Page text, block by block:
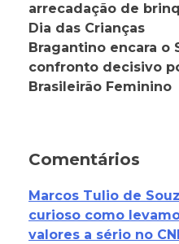
arrecadação de
Dia das Crianças
Bragantino encara o
confronto decisivo
Brasileirão Feminino
Comentários
Marcos Tulio de
curioso como
valores a sério no